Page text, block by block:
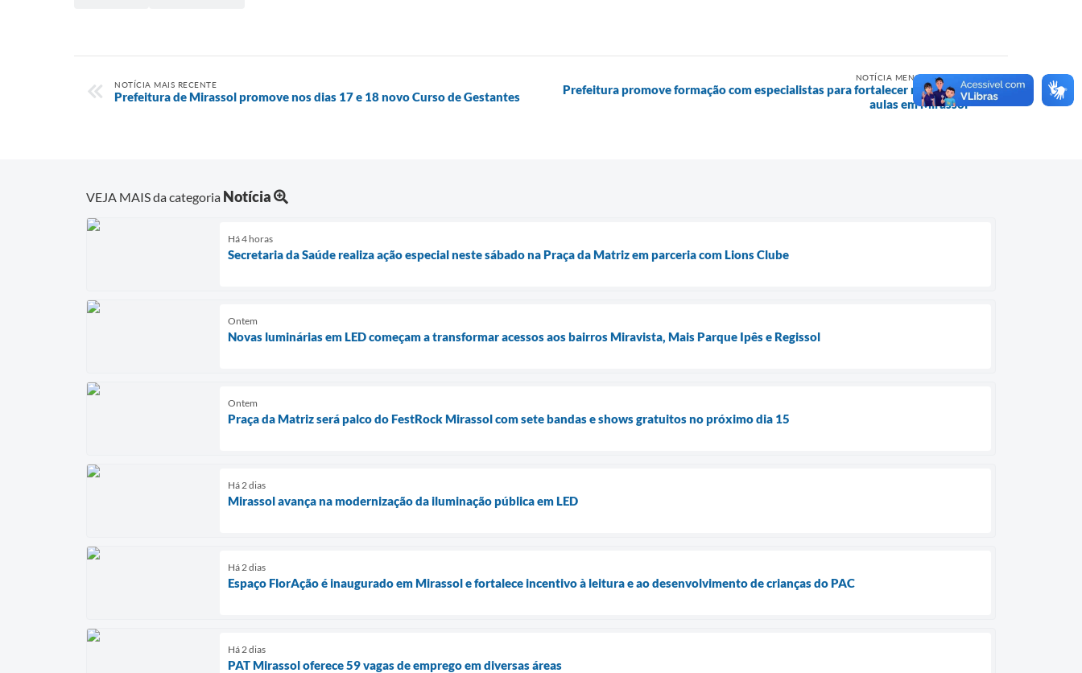
NOTÍCIA MAIS RECENTE
Prefeitura de Mirassol promove nos dias 17 e 18 novo Curso de Gestantes
NOTÍCIA MENOS RECENTE
Prefeitura promove formação com especialistas para fortalecer retorno às
aulas em Mirassol
VEJA MAIS da categoria Notícia
Há 4 horas
Secretaria da Saúde realiza ação especial neste sábado na Praça da Matriz em parceria com Lions Clube
Ontem
Novas luminárias em LED começam a transformar acessos aos bairros Miravista, Mais Parque Ipês e Regissol
Ontem
Praça da Matriz será palco do FestRock Mirassol com sete bandas e shows gratuitos no próximo dia 15
Há 2 dias
Mirassol avança na modernização da iluminação pública em LED
Há 2 dias
Espaço FlorAção é inaugurado em Mirassol e fortalece incentivo à leitura e ao desenvolvimento de crianças do PAC
Há 2 dias
PAT Mirassol oferece 59 vagas de emprego em diversas áreas